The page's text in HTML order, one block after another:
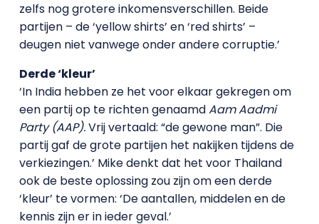
zelfs nog grotere inkomensverschillen. Beide
partijen – de ‘yellow shirts’ en ‘red shirts’ –
deugen niet vanwege onder andere corruptie.’
Derde ‘kleur’
‘In India hebben ze het voor elkaar gekregen om
een partij op te richten genaamdAam Aadmi
Party (AAP).Vrij vertaald: “de gewone man”. Die
partij gaf de grote partijen het nakijken tijdens de
verkiezingen.’ Mike denkt dat het voor Thailand
ook de beste oplossing zou zijn om een derde
‘kleur’ te vormen: ‘De aantallen, middelen en de
kennis zijn er in ieder geval.’